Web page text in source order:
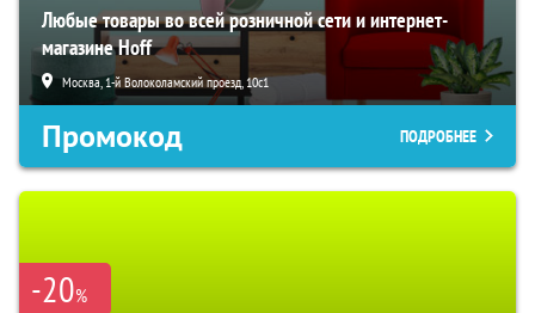
Любые товары во всей розничной сети и интернет-
магазине Hoff
Москва, 1-й Волоколамский проезд, 10с1
Промокод ПОДРОБНЕЕ
-20%